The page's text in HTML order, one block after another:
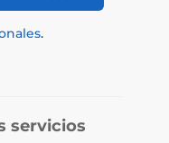
.
servicios